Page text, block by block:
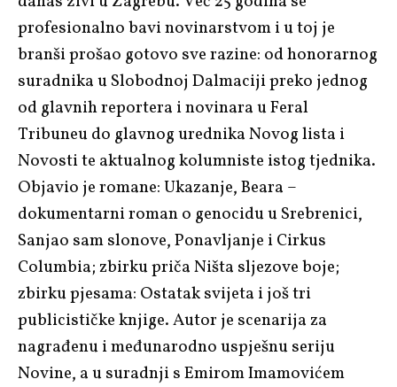
profesionalno bavi novinarstvom i u toj je
branši prošao gotovo sve razine: od honorarnog
suradnika u Slobodnoj Dalmaciji preko jednog
od glavnih reportera i novinara u Feral
Tribuneu do glavnog urednika Novog lista i
Novosti te aktualnog kolumniste istog tjednika.
Objavio je romane: Ukazanje, Beara –
dokumentarni roman o genocidu u Srebrenici,
Sanjao sam slonove, Ponavljanje i Cirkus
Columbia; zbirku priča Ništa sljezove boje;
zbirku pjesama: Ostatak svijeta i još tri
publicističke knjige. Autor je scenarija za
nagrađenu i međunarodno uspješnu seriju
Novine, a u suradnji s Emirom Imamovićem